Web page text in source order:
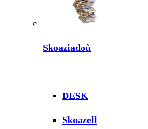
Skoaziadoù
DESK
Skoazell